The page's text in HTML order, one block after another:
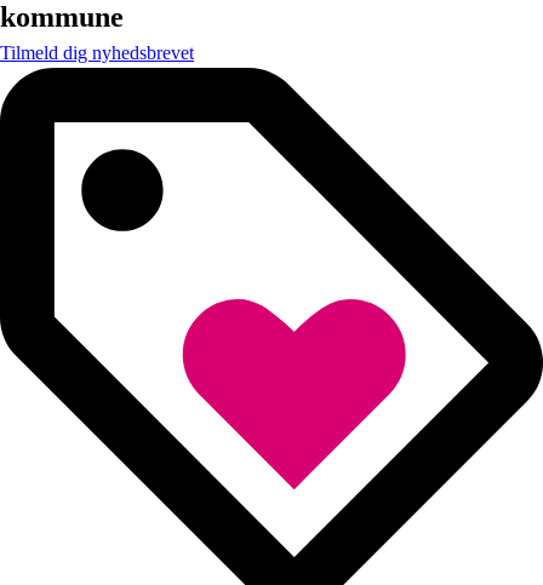
kommune
Tilmeld dig nyhedsbrevet